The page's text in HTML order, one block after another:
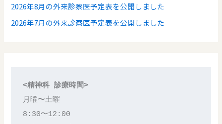
2026年8月の外来診察医予定表を公開しました
2026年7月の外来診察医予定表を公開しました
<精神科 診療時間>
月曜〜土曜
8:30〜12:00